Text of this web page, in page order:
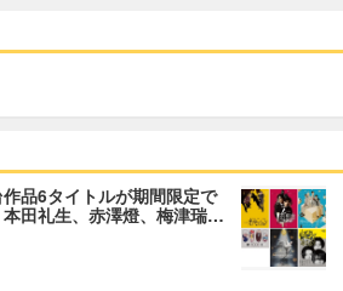
品6タイトルが期間限定で
田礼生、赤澤燈、梅津瑞…